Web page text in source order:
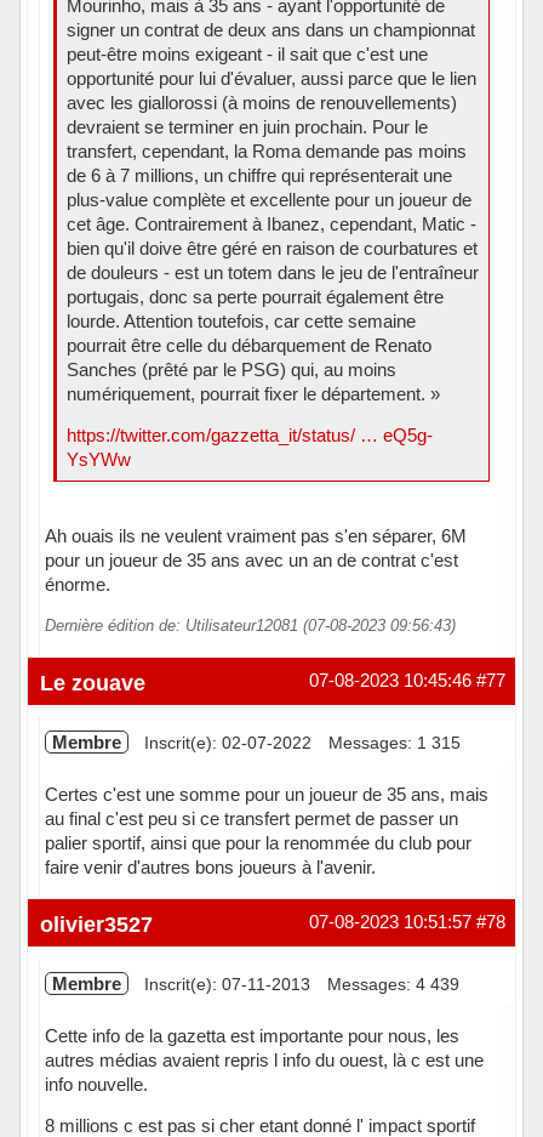
Mourinho, mais à 35 ans - ayant l'opportunité de
signer un contrat de deux ans dans un championnat
peut-être moins exigeant - il sait que c'est une
opportunité pour lui d'évaluer, aussi parce que le lien
avec les giallorossi (à moins de renouvellements)
devraient se terminer en juin prochain. Pour le
transfert, cependant, la Roma demande pas moins
de 6 à 7 millions, un chiffre qui représenterait une
plus-value complète et excellente pour un joueur de
cet âge. Contrairement à Ibanez, cependant, Matic -
bien qu'il doive être géré en raison de courbatures et
de douleurs - est un totem dans le jeu de l'entraîneur
portugais, donc sa perte pourrait également être
lourde. Attention toutefois, car cette semaine
pourrait être celle du débarquement de Renato
Sanches (prêté par le PSG) qui, au moins
numériquement, pourrait fixer le département. »
https://twitter.com/gazzetta_it/status/ … eQ5g-
YsYWw
Ah ouais ils ne veulent vraiment pas s'en séparer, 6M
pour un joueur de 35 ans avec un an de contrat c'est
énorme.
Dernière édition de: Utilisateur12081 (07-08-2023 09:56:43)
#77
07-08-2023 10:45:46
Le zouave
Membre Inscrit(e): 02-07-2022 Messages: 1 315
Certes c'est une somme pour un joueur de 35 ans, mais
au final c'est peu si ce transfert permet de passer un
palier sportif, ainsi que pour la renommée du club pour
faire venir d'autres bons joueurs à l'avenir.
Hors ligne #78
07-08-2023 10:51:57
olivier3527
Membre Inscrit(e): 07-11-2013 Messages: 4 439
Cette info de la gazetta est importante pour nous, les
autres médias avaient repris l info du ouest, là c est une
info nouvelle.
8 millions c est pas si cher etant donné l' impact sportif